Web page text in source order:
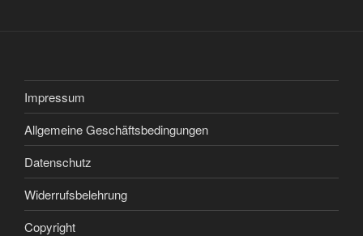
Impressum
Allgemeine Geschäftsbedingungen
Datenschutz
Widerrufsbelehrung
Copyright